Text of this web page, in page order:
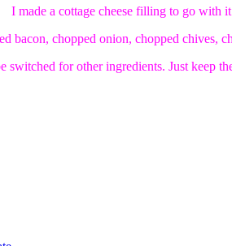
I made a cottage cheese filling to go with
bacon, chopped onion, chopped chives,
for other ingredients. Just keep